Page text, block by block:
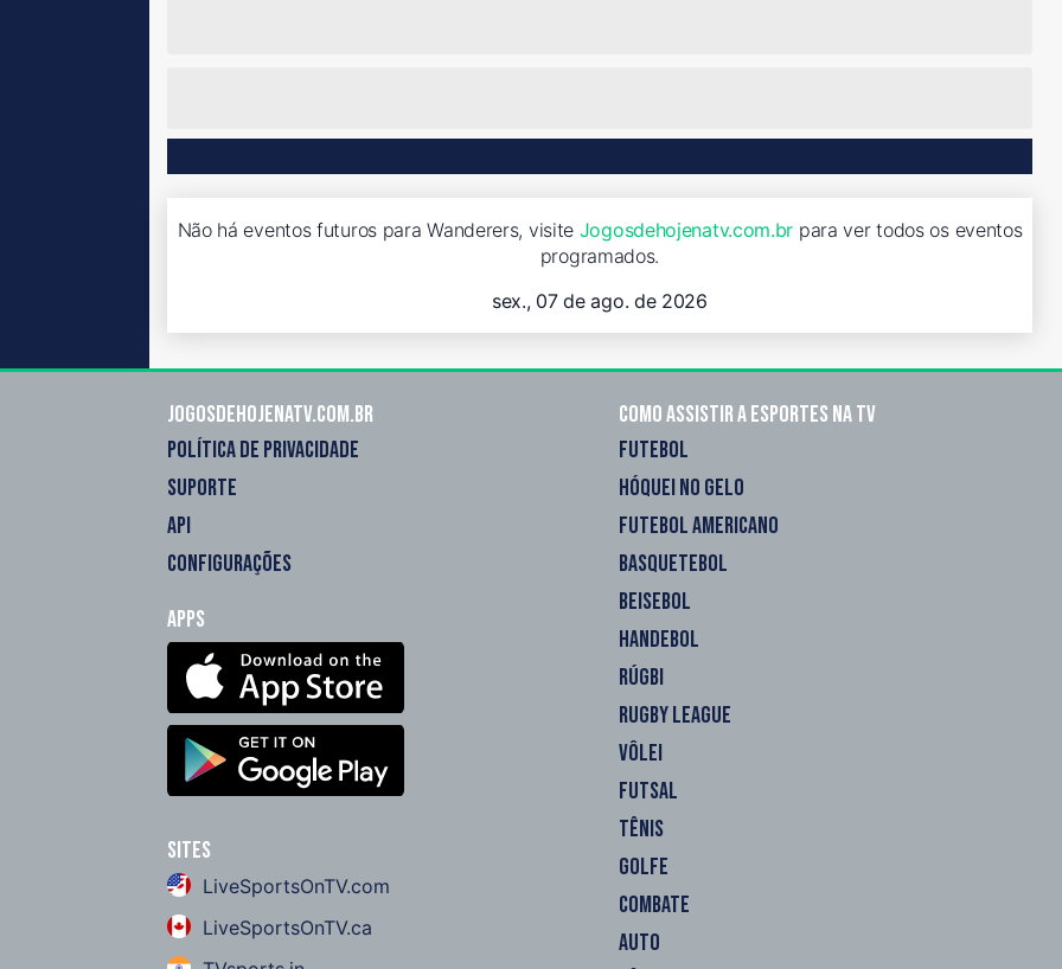
Não há eventos futuros para Wanderers, visite Jogosdehojenatv.com.br para ver todos os eventos
programados.
sex., 07 de ago. de 2026
Jogosdehojenatv.com.br
POLÍTICA DE PRIVACIDADE
SUPORTE
API
CONFIGURAÇÕES
Apps
Sites
LiveSportsOnTV.com
LiveSportsOnTV.ca
Como assistir a esportes na TV
FUTEBOL
HÓQUEI NO GELO
FUTEBOL AMERICANO
BASQUETEBOL
BEISEBOL
HANDEBOL
RÚGBI
RUGBY LEAGUE
VÔLEI
FUTSAL
TÊNIS
GOLFE
COMBATE
AUTO